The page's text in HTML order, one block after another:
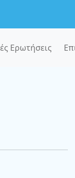
Ερωτήσεις